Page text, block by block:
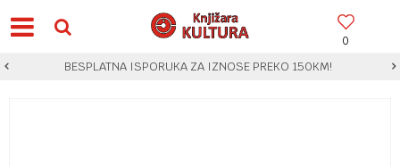
0
BESPLATNA ISPORUKA ZA IZNOSE PREKO 150KM!